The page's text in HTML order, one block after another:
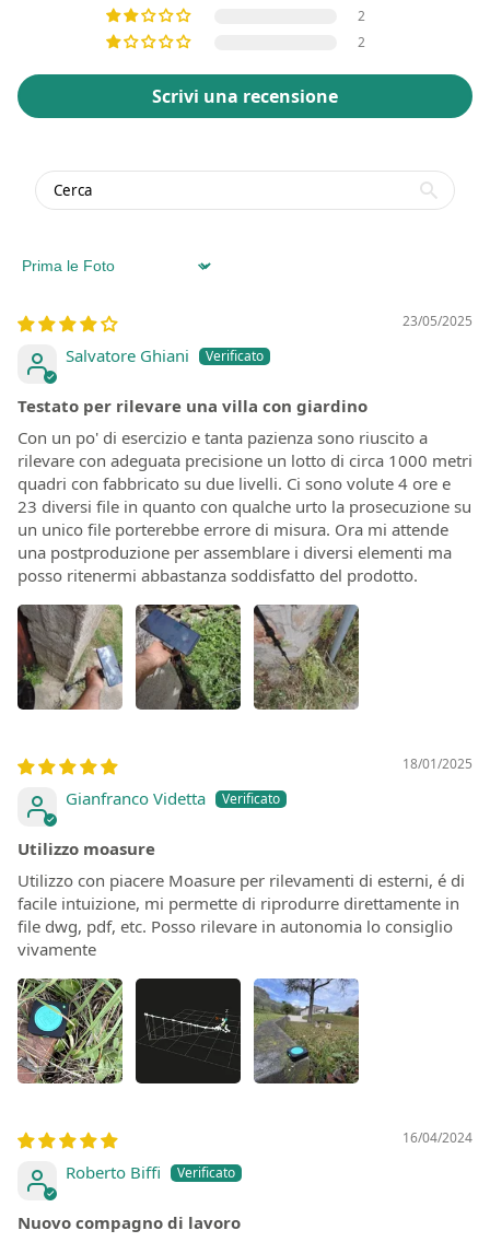
2
2
Scrivi una recensione
Sort by
23/05/2025
Salvatore Ghiani
Testato per rilevare una villa con giardino
Con un po' di esercizio e tanta pazienza sono riuscito a
rilevare con adeguata precisione un lotto di circa 1000 metri
quadri con fabbricato su due livelli. Ci sono volute 4 ore e
23 diversi file in quanto con qualche urto la prosecuzione su
un unico file porterebbe errore di misura. Ora mi attende
una postproduzione per assemblare i diversi elementi ma
posso ritenermi abbastanza soddisfatto del prodotto.
18/01/2025
Gianfranco Videtta
Utilizzo moasure
Utilizzo con piacere Moasure per rilevamenti di esterni, é di
facile intuizione, mi permette di riprodurre direttamente in
file dwg, pdf, etc. Posso rilevare in autonomia lo consiglio
vivamente
16/04/2024
Roberto Biffi
Nuovo compagno di lavoro